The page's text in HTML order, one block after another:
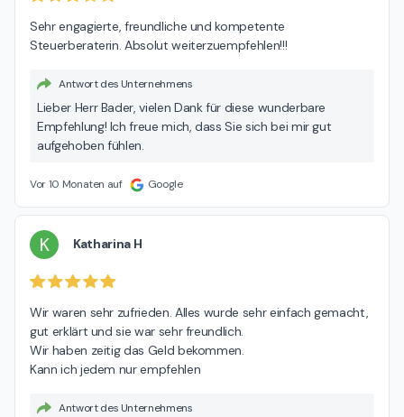
Sehr engagierte, freundliche und kompetente
Steuerberaterin. Absolut weiterzuempfehlen!!!
Antwort des Unternehmens
Lieber Herr Bader, vielen Dank für diese wunderbare
Empfehlung! Ich freue mich, dass Sie sich bei mir gut
aufgehoben fühlen.
Vor 10 Monaten auf Google
K Katharina H
Wir waren sehr zufrieden. Alles wurde sehr einfach gemacht,
gut erklärt und sie war sehr freundlich.
Wir haben zeitig das Geld bekommen.
Kann ich jedem nur empfehlen
Antwort des Unternehmens